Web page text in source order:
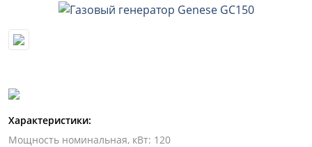
Характеристики:
Мощность номинальная, кВт: 120